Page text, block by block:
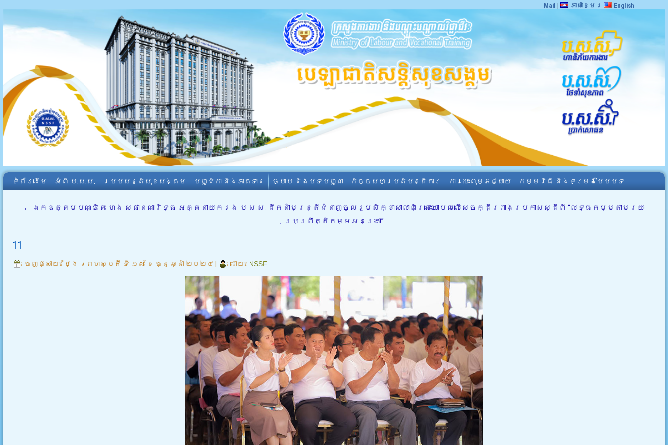
Mail | ភាសាខ្មែរ English
ទំព័រដើម អំពី​ ប.ស.ស. របបសន្តិសុខសង្គម បញ្ជិកា និងភាគទាន ច្បាប់ និងបទបញ្ជា កិច្ចសហប្រតិបត្តិការ ការបោះពុម្ភផ្សាយ កម្មវិធី និងទម្រង់បែបបទ
← ឯកឧត្តមបណ្ឌិត ហេង សុផាន់ណារិទ្ធ អគ្គនាយករង ប.ស.ស. ដឹកនាំមន្ត្រីជំនាញចូលរួមសិក្ខាសាលាពិគ្រោះយោបល់លើសេចក្ដីព្រាងប្រកាសស្ដីពី “លទ្ធកម្មតាមរយៈ
ប្រព្រឹត្តិកម្មអនុគ្រោះ”
11
ចេញផ្សាយ៖ ថ្ងៃ ព្រហស្បតិ៍ ទី ១៩ ខែ ធ្នូ ឆ្នាំ ២០២៤ ដោយ៖ NSSF